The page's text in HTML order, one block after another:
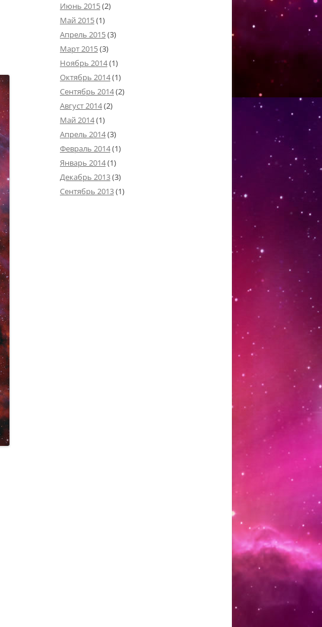
Июнь 2015(2)
Май 2015(1)
Апрель 2015(3)
Март 2015(3)
Ноябрь 2014(1)
Октябрь 2014(1)
Сентябрь 2014(2)
Август 2014(2)
Май 2014(1)
Апрель 2014(3)
Февраль 2014(1)
Январь 2014(1)
Декабрь 2013(3)
Сентябрь 2013(1)